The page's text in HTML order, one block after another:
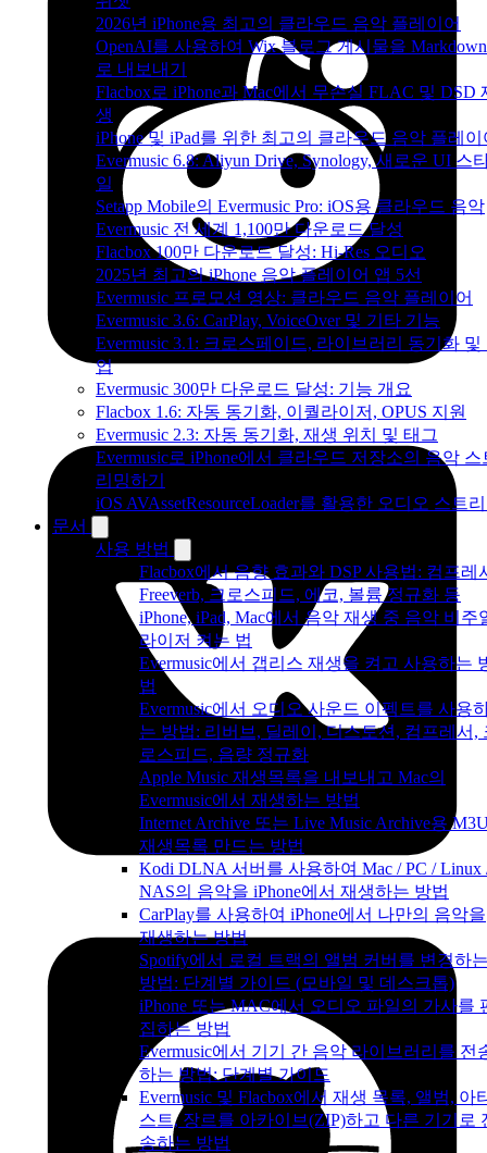
2026년 iPhone용 최고의 클라우드 음악 플레이어
OpenAI를 사용하여 Wix 블로그 게시물을
로 내보내기
Flacbox로 iPhone과 Mac에서 무손실 FLAC 및 DSD
생
iPhone 및 iPad를 위한 최고의 클라우드 음악 플레이
Evermusic 6.8: Aliyun Drive, Synology, 새로운 UI 스
일
Setapp Mobile의 Evermusic Pro: iOS용 클라우드 음악
Evermusic 전 세계 1,100만 다운로드 달성
Flacbox 100만 다운로드 달성: Hi-Res 오디오
2025년 최고의 iPhone 음악 플레이어 앱 5선
Evermusic 프로모션 영상: 클라우드 음악 플레이어
Evermusic 3.6: CarPlay, VoiceOver 및 기타 기능
Evermusic 3.1: 크로스페이드, 라이브러리 동기화 및
업
Evermusic 300만 다운로드 달성: 기능 개요
Flacbox 1.6: 자동 동기화, 이퀄라이저, OPUS 지원
Evermusic 2.3: 자동 동기화, 재생 위치 및 태그
Evermusic로 iPhone에서 클라우드 저장소의 음악 스
리밍하기
iOS AVAssetResourceLoader를 활용한 오디오 스트
문서
사용 방법
Flacbox에서 음향 효과와 DSP 사용법: 컴프레
Freeverb, 크로스피드, 에코, 볼륨 정규화 등
iPhone, iPad, Mac에서 음악 재생 중 음악 비주
라이저 켜는 법
Evermusic에서 갭리스 재생을 켜고 사용하는
법
Evermusic에서 오디오 사운드 이펙트를 사용
는 방법: 리버브, 딜레이, 디스토션, 컴프레서,
로스피드, 음량 정규화
Apple Music 재생목록을 내보내고 Mac의
Evermusic에서 재생하는 방법
Internet Archive 또는 Live Music Archive용
재생목록 만드는 방법
Kodi DLNA 서버를 사용하여 Mac / PC / Linux
NAS의 음악을 iPhone에서 재생하는 방법
CarPlay를 사용하여 iPhone에서 나만의 음악을
재생하는 방법
Spotify에서 로컬 트랙의 앨범 커버를 변경하
방법: 단계별 가이드 (모바일 및 데스크톱)
iPhone 또는 MAC에서 오디오 파일의 가사를
집하는 방법
Evermusic에서 기기 간 음악 라이브러리를 전
하는 방법: 단계별 가이드
Evermusic 및 Flacbox에서 재생 목록, 앨범, 아
스트, 장르를 아카이브(ZIP)하고 다른 기기로
송하는 방법